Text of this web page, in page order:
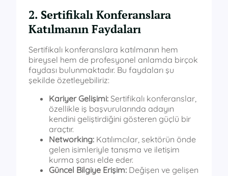
2. Sertifikalı Konferanslara
Katılmanın Faydaları
Sertifikalı konferanslara katılmanın hem
bireysel hem de profesyonel anlamda birçok
faydası bulunmaktadır. Bu faydaları şu
şekilde özetleyebiliriz:
Kariyer Gelişimi: Sertifikalı konferanslar,
özellikle iş başvurularında adayın
kendini geliştirdiğini gösteren güçlü bir
araçtır.
Networking: Katılımcılar, sektörün önde
gelen isimleriyle tanışma ve iletişim
kurma şansı elde eder.
Güncel Bilgiye Erişim: Değişen ve gelişen